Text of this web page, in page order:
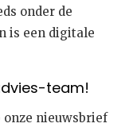
onder de
is een digitale
team!
onze nieuwsbrief